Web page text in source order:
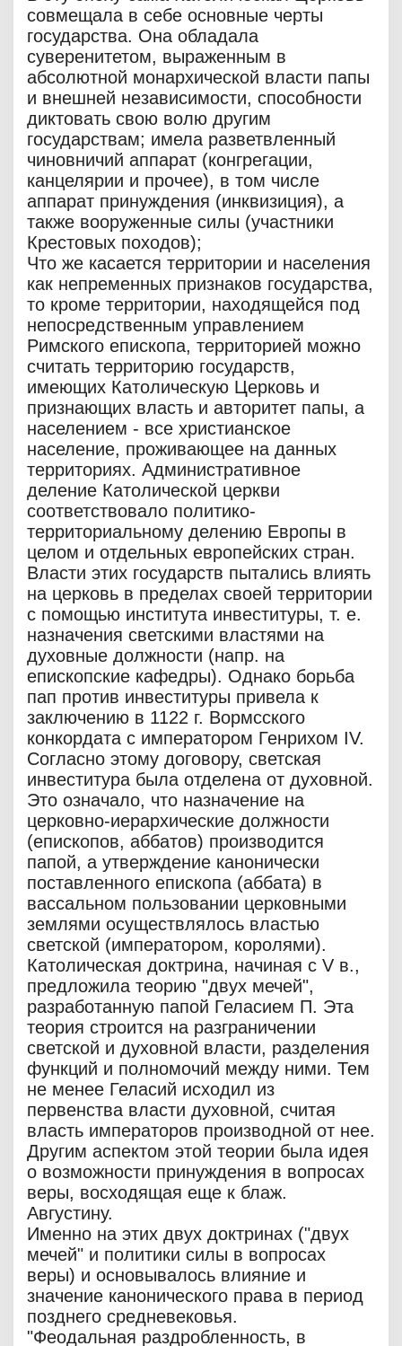
совмещала в себе основные черты
государства. Она обладала
суверенитетом, выраженным в
абсолютной монархической власти папы
и внешней независимости, способности
диктовать свою волю другим
государствам; имела разветвленный
чиновничий аппарат (конгрегации,
канцелярии и прочее), в том числе
аппарат принуждения (инквизиция), а
также вооруженные силы (участники
Крестовых походов);
Что же касается территории и населения
как непременных признаков государства,
то кроме территории, находящейся под
непосредственным управлением
Римского епископа, территорией можно
считать территорию государств,
имеющих Католическую Церковь и
признающих власть и авторитет папы, а
населением - все христианское
население, проживающее на данных
территориях. Административное
деление Католической церкви
соответствовало политико-
территориальному делению Европы в
целом и отдельных европейских стран.
Власти этих государств пытались влиять
на церковь в пределах своей территории
с помощью института инвеституры, т. е.
назначения светскими властями на
духовные должности (напр. на
епископские кафедры). Однако борьба
пап против инвеституры привела к
заключению в 1122 г. Вормсского
конкордата с императором Генрихом IV.
Согласно этому договору, светская
инвеститура была отделена от духовной.
Это означало, что назначение на
церковно-иерархические должности
(епископов, аббатов) производится
папой, а утверждение канонически
поставленного епископа (аббата) в
вассальном пользовании церковными
землями осуществлялось властью
светской (императором, королями).
Католическая доктрина, начиная с V в.,
предложила теорию "двух мечей",
разработанную папой Геласием П. Эта
теория строится на разграничении
светской и духовной власти, разделения
функций и полномочий между ними. Тем
не менее Геласий исходил из
первенства власти духовной, считая
власть императоров производной от нее.
Другим аспектом этой теории была идея
о возможности принуждения в вопросах
веры, восходящая еще к блаж.
Августину.
Именно на этих двух доктринах ("двух
мечей" и политики силы в вопросах
веры) и основывалось влияние и
значение канонического права в период
позднего средневековья.
"Феодальная раздробленность, в